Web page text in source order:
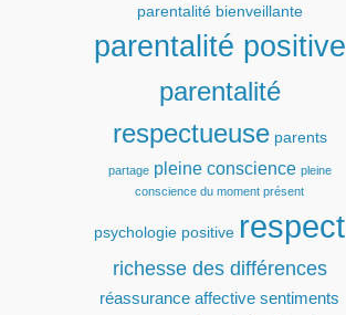
parentalité bienveillante
parentalité positive
parentalité
respectueuse parents
partage pleine conscience pleine
conscience du moment présent
psychologie positive respect
richesse des différences
réassurance affective sentiments